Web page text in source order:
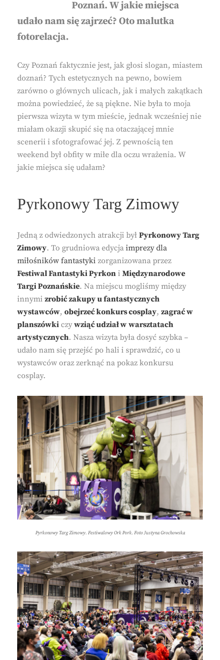
Poznań. W jakie miejsca
udało nam się zajrzeć? Oto malutka
fotorelacja.
Czy Poznań faktycznie jest, jak głosi slogan, miastem
doznań? Tych estetycznych na pewno, bowiem
zarówno o głównych ulicach, jak i małych zakątkach
można powiedzieć, że są piękne. Nie była to moja
pierwsza wizyta w tym mieście, jednak wcześniej nie
miałam okazji skupić się na otaczającej mnie
scenerii i sfotografować jej. Z pewnością ten
weekend był obfity w miłe dla oczu wrażenia. W
jakie miejsca się udałam?
Pyrkonowy Targ Zimowy
Jedną z odwiedzonych atrakcji był Pyrkonowy Targ
Zimowy. To grudniowa edycja imprezy dla
miłośników fantastyki zorganizowana przez
Festiwal Fantastyki Pyrkon i Międzynarodowe
Targi Poznańskie. Na miejscu mogliśmy między
innymi zrobić zakupy u fantastycznych
wystawców, obejrzeć konkurs cosplay, zagrać w
planszówki czy wziąć udział w warsztatach
artystycznych. Nasza wizyta była dosyć szybka –
udało nam się przejść po hali i sprawdzić, co u
wystawców oraz zerknąć na pokaz konkursu
cosplay.
Pyrkonowy Targ Zimowy. Festiwalowy Ork Pork. Foto Justyna Grochowska